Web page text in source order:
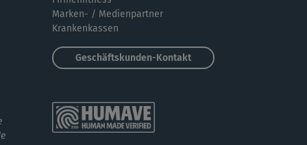
Marken- / Medienpartner
Krankenkassen
Geschäftskunden-Kontakt